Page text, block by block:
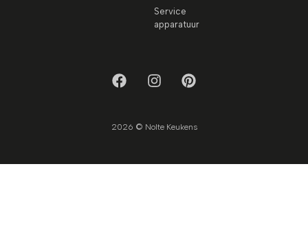
Service
apparatuur
2026 © Nolte Keukens